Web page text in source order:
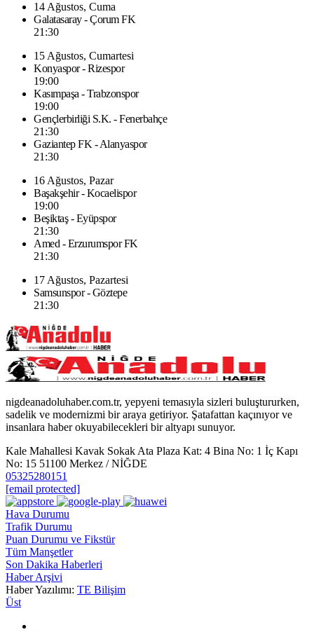
14 Ağustos, Cuma
Galatasaray - Çorum FK
21:30
15 Ağustos, Cumartesi
Konyaspor - Rizespor
19:00
Kasımpaşa - Trabzonspor
19:00
Gençlerbirliği S.K. - Fenerbahçe
21:30
Gaziantep FK - Alanyaspor
21:30
16 Ağustos, Pazar
Başakşehir - Kocaelispor
19:00
Beşiktaş - Eyüpspor
21:30
Amed - Erzurumspor FK
21:30
17 Ağustos, Pazartesi
Samsunspor - Göztepe
21:30
nigdeanadoluhaber.com.tr, yepyeni temasıyla sizleri buluştururken,
sadelik ve modernizmi bir araya getiriyor. Şatafattan kaçınıyor ve
insanlara haber okuyabilecekleri bir altyapı sunuyor.
Kale Mahallesi Kavak Sokak Ata Plaza Kat: 4 Bina No: 1 İç Kapı
No: 15 51100 Merkez / NİĞDE
05325280151
[email protected]
Hava Durumu
Trafik Durumu
Puan Durumu ve Fikstür
Tüm Manşetler
Son Dakika Haberleri
Haber Arşivi
Haber Yazılımı: TE Bilişim
Üst